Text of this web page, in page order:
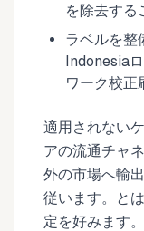
を除去する
ラベルを整
Indonesia
ワーク校正
適用されない
アの流通チャ
外の市場へ輸
従います。と
定を好みます